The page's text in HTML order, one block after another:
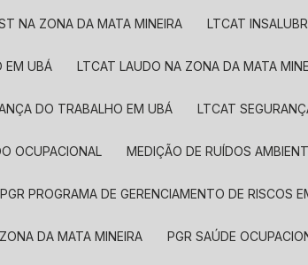
NA ZONA DA MATA MINEIRA LTCAT
EM UBÁ LTCAT LAUDO NA ZONA DA MATA
DO TRABALHO EM UBÁ LTCAT
OCUPACIONAL MEDIÇÃO DE RUÍDOS
PGR PROGRAMA DE GERENCIAMENTO DE RISCOS
DA MATA MINEIRA PGR SAÚDE